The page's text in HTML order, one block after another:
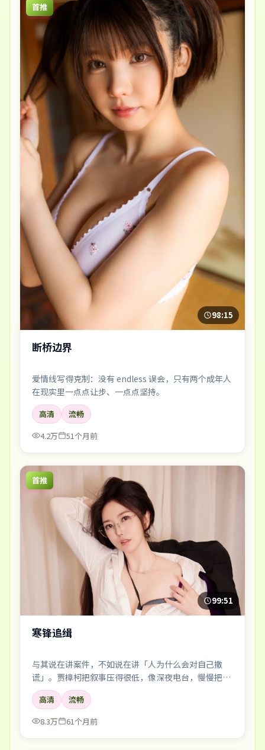
首推
98:15
断桥边界
爱情线写得克制：没有 endless 误会，只有两个成年人
在现实里一点点让步、一点点坚持。
高清
流畅
4.2万
51个月前
首推
99:51
寒锋追缉
与其说在讲案件，不如说在讲「人为什么会对自己撒
谎」。贾樟柯把叙事压得很低，像深夜电台，慢慢把听
众引进雾里。
高清
流畅
8.3万
61个月前